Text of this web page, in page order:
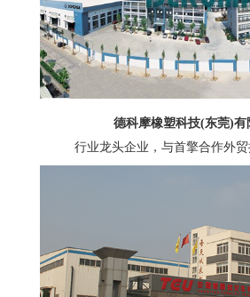
德科摩橡塑科技(东莞)有
行业龙头企业，与首擎合作外